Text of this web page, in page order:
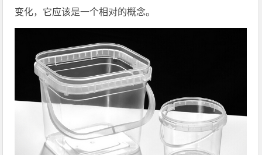
变化，它应该是一个相对的概念。